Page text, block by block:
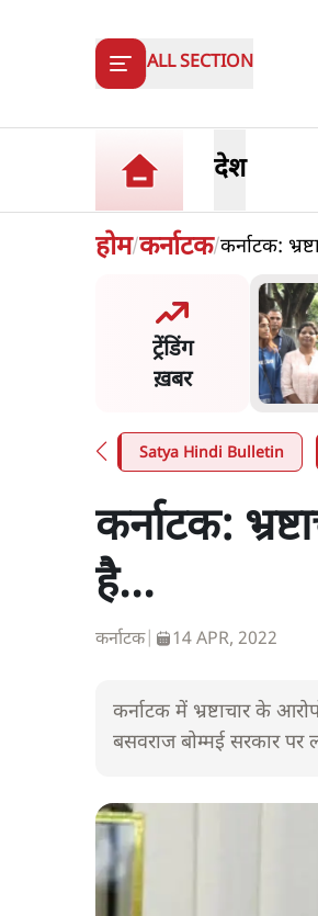
ALL SECTION
देश
होम/कर्नाटक/कर्नाटक:
ट्रेंडिंग
ख़बर
प्रोटेस्ट- 'ताकतवर सरकार
पर आक्रामकता न दिखाए
जेन जी को सुने': SC
Satya Hindi Bulletin
कर्नाटक:
है...
कर्नाटक| 14 APR, 2022
कर्नाटक में भ्रष्टाचार के
बसवराज बोम्मई सरकार